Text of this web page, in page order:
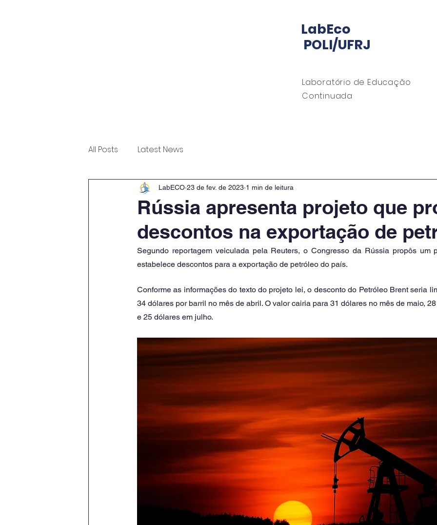
LabEco
POLI/UFRJ
Laboratório de Educação
Continuada
All Posts Latest News
Rússia apresenta projeto que
descontos na exportação de
LabECO 23 de fev. de 2023 1 min de leitura
Segundo reportagem veiculada pela Reuters, o Congresso da Rússia propôs um
estabelece descontos para a exportação de petróleo do país.
Conforme as informações do texto do projeto lei, o desconto do Petróleo Brent seria
34 dólares por barril no mês de abril. O valor cairia para 31 dólares no mês de maio,
e 25 dólares em julho.